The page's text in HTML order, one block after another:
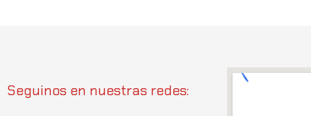
Seguinos en nuestras redes: